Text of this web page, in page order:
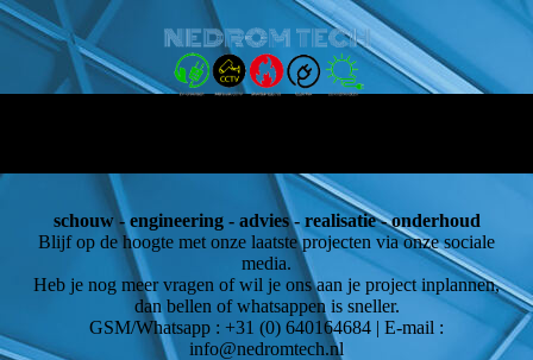
schouw - engineering - advies - realisatie - onderhoud
Blijf op de hoogte met onze laatste projecten via onze sociale
media.
Heb je nog meer vragen of wil je ons aan je project inplannen,
dan bellen of whatsappen is sneller.
GSM/Whatsapp : +31 (0) 640164684 | E-mail :
info@nedromtech.nl